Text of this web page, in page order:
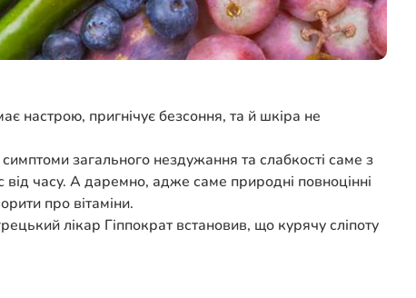
настрою, пригнічує безсоння, та й шкіра не
загального нездужання та слабкості саме з
часу. А даремно, адже саме природні повноцінні
про вітаміни.
лікар Гіппократ встановив, що курячу сліпоту